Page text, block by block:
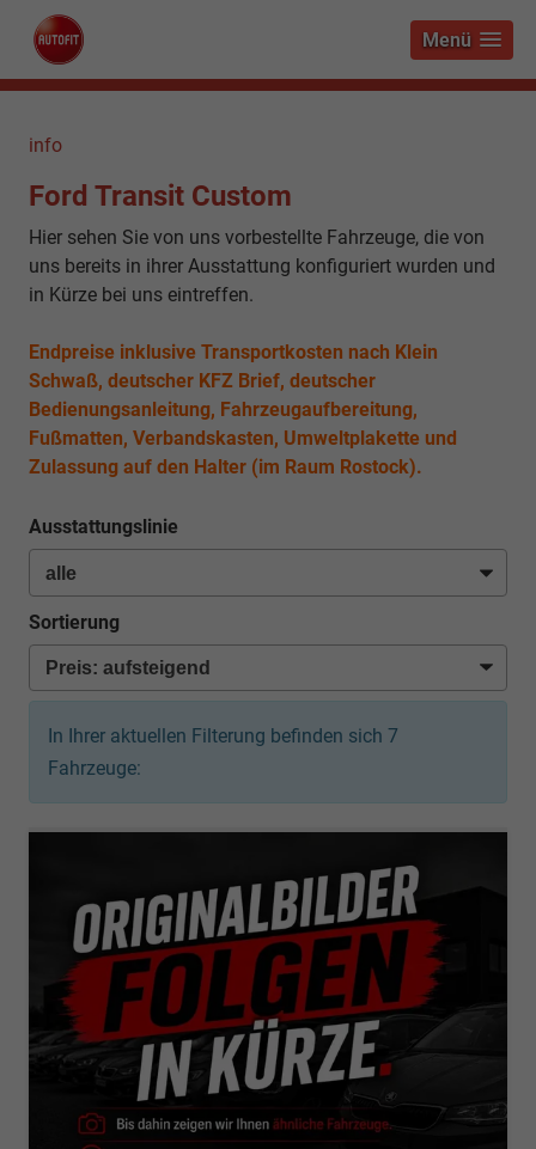
Menü
info
Ford Transit Custom
Hier sehen Sie von uns vorbestellte Fahrzeuge, die von
uns bereits in ihrer Ausstattung konfiguriert wurden und
in Kürze bei uns eintreffen.
Endpreise inklusive Transportkosten nach Klein
Schwaß, deutscher KFZ Brief, deutscher
Bedienungsanleitung, Fahrzeugaufbereitung,
Fußmatten, Verbandskasten, Umweltplakette und
Zulassung auf den Halter (im Raum Rostock).
Ausstattungslinie
Sortierung
In Ihrer aktuellen Filterung befinden sich 7
Fahrzeuge: